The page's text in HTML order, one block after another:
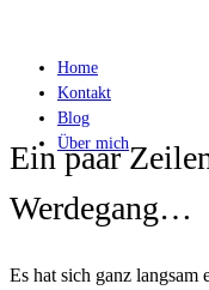
Home
Kontakt
Blog
Über mich
Ein paar
Werdegang…
Es hat sich ganz